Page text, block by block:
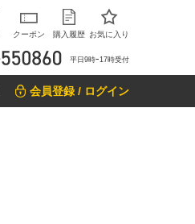
クーポン 購入履歴 お気に入り
平日9時ｰ17時受付
会員登録 / ログイン